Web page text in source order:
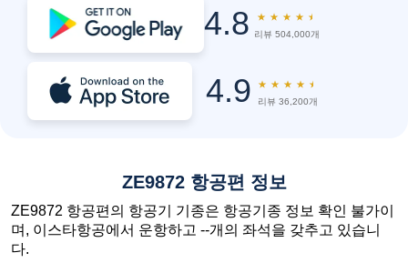
4.8 ★ ★ ★ ★ ★
리뷰 504,000개
4.9 ★ ★ ★ ★ ★
리뷰 36,200개
ZE9872 항공편 정보
ZE9872 항공편의 항공기 기종은 항공기종 정보 확인 불가이
며, 이스타항공에서 운항하고 --개의 좌석을 갖추고 있습니
다.